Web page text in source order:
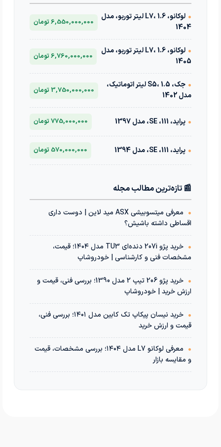
•
لوکانو، L7، 1.6 لیتر توربو، مدل
1404
6,550,000,000 تومان
•
لوکانو، L7، 1.6 لیتر توربو، مدل
1405
6,760,000,000 تومان
•
جک، S5، 1.5 لیتر اتوماتیک،
مدل 1402
3,750,000,000 تومان
• پراید، 111، SE، مدل 1397 775,000,000 تومان
• پراید، 111، SE، مدل 1394 570,000,000 تومان
📰 تازه‌ترین مطالب مجله
•
معرفی میتسوبیشی ASX مید لاین | دوست داری
اقساطی داشته باشیش؟
•
خرید پژو 207i دنده‌ای TU3 مدل ۱۴۰۴؛ قیمت،
مشخصات فنی و کارشناسی | خودروشاپ
•
خرید پژو 206 تیپ 2 مدل 1390؛ بررسی فنی، قیمت و
ارزش خرید | خودروشاپ
•
خرید نیسان پیکاپ تک کابین مدل ۱۴۰۱؛ بررسی فنی،
قیمت و ارزش خرید
•
معرفی لوکانو L7 مدل ۱۴۰۴؛ بررسی مشخصات، قیمت
و مقایسه بازار